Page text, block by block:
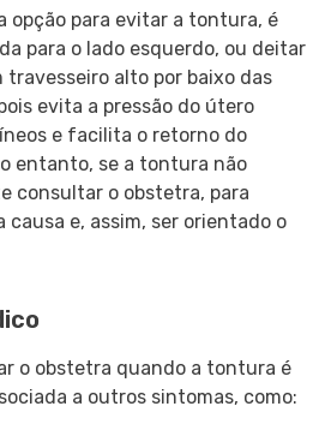
opção para evitar a tontura, é
para o lado esquerdo, ou deitar
travesseiro alto por baixo das
evita a pressão do útero
e facilita o retorno do
entanto, se a tontura não
consultar o obstetra, para
causa e, assim, ser orientado o
o obstetra quando a tontura é
a outros sintomas, como: